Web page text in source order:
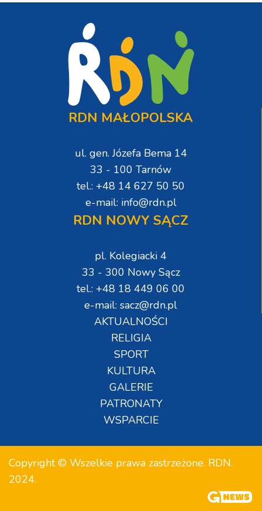
RDN MAŁOPOLSKA
ul. gen. Józefa Bema 14
33 - 100 Tarnów
tel.: +48 14 627 50 50
e-mail: info@rdn.pl
RDN NOWY SĄCZ
pl. Kolegiacki 4
33 - 300 Nowy Sącz
tel.: +48 18 449 06 00
e-mail: sacz@rdn.pl
AKTUALNOŚCI
RELIGIA
SPORT
KULTURA
GALERIE
PATRONATY
WSPARCIE
Copyright © Wszelkie prawa zastrzeżone. RDN.
2024.